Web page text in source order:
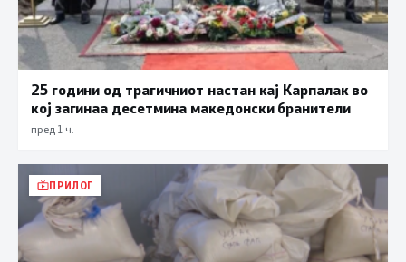
25 години од трагичниот настан кај Карпалак во
кој загинаа десетмина македонски бранители
пред 1 ч.
ПРИЛОГ